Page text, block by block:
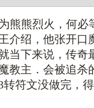
熊熊烈火，何必
介绍，他张开口
当下来说，传
教主．会被追杀
符文没做完，